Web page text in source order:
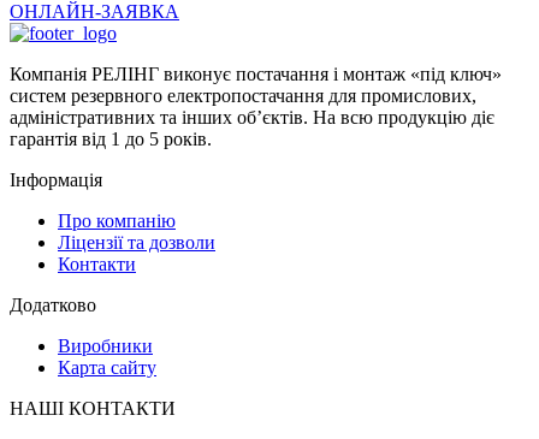
ОНЛАЙН-ЗАЯВКА
Компанія РЕЛІНГ виконує постачання і монтаж «під ключ»
систем резервного електропостачання для промислових,
адміністративних та інших об’єктів. На всю продукцію діє
гарантія від 1 до 5 років.
Інформація
Про компанію
Ліцензії та дозволи
Контакти
Додатково
Виробники
Карта сайту
НАШІ КОНТАКТИ